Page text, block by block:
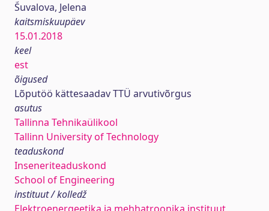
Ṥuvalova, Jelena
kaitsmiskuupäev
15.01.2018
keel
est
õigused
Lõputöö kättesaadav TTÜ arvutivõrgus
asutus
Tallinna Tehnikaülikool
Tallinn University of Technology
teaduskond
Inseneriteaduskond
School of Engineering
instituut / kolledž